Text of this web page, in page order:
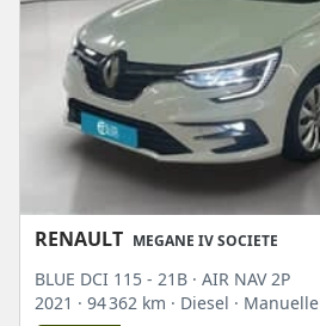
RENAULT MEGANE IV SOCIETE
BLUE DCI 115 - 21B · AIR NAV 2P
2021 · 94 362 km · Diesel · Manuelle